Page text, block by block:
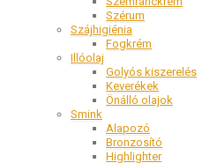
Szérum
Szájhigiénia
Fogkrém
Illóolaj
Golyós kiszerelés
Keverékek
Önálló olajok
Smink
Alapozó
Bronzosító
Highlighter